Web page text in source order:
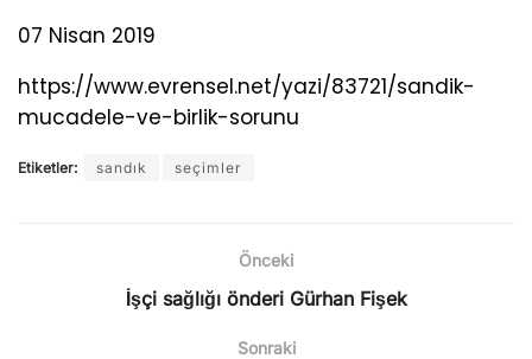
07 Nisan 2019
https://www.evrensel.net/yazi/83721/sandik-
mucadele-ve-birlik-sorunu
Etiketler: sandık seçimler
Önceki
İşçi sağlığı önderi Gürhan Fişek
Sonraki